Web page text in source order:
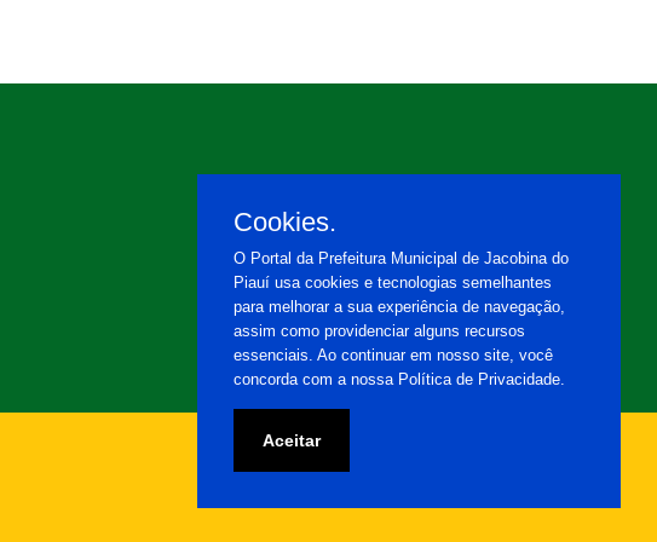
Cookies.
O Portal da Prefeitura Municipal de Jacobina do
Piauí usa cookies e tecnologias semelhantes
para melhorar a sua experiência de navegação,
assim como providenciar alguns recursos
essenciais. Ao continuar em nosso site, você
concorda com a nossa Política de Privacidade.
Aceitar